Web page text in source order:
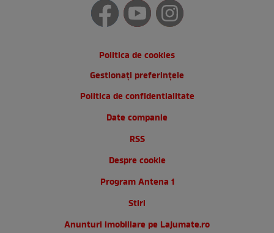
Politica de cookies
Gestionați preferințele
Politica de confidentialitate
Date companie
RSS
Despre cookie
Program Antena 1
Stiri
Anunturi imobiliare pe Lajumate.ro